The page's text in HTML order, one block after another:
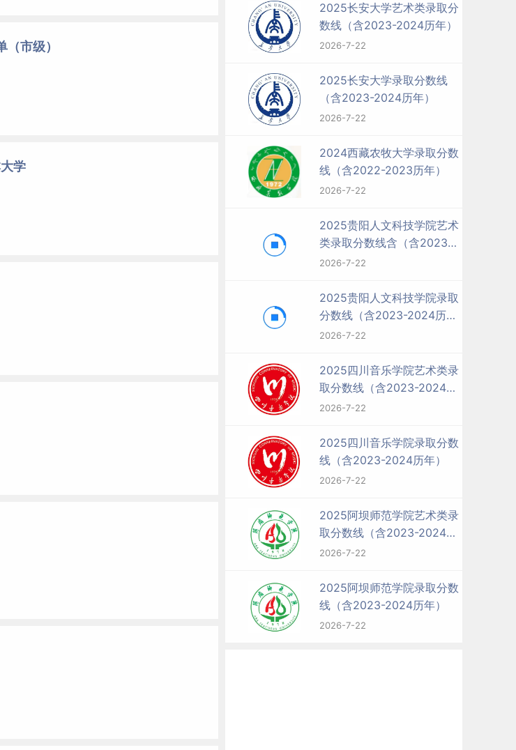
市级）
学
2025长安大学艺术类录取分
数线（含2023-2024历年）
2026-7-22
2025长安大学录取分数线
（含2023-2024历年）
2026-7-22
2024西藏农牧大学录取分数
线（含2022-2023历年）
2026-7-22
2025贵阳人文科技学院艺术
类录取分数线含（含2023-
2024历年）
2026-7-22
2025贵阳人文科技学院录取
分数线（含2023-2024历
年）
2026-7-22
2025四川音乐学院艺术类录
取分数线（含2023-2024历
年）
2026-7-22
2025四川音乐学院录取分数
线（含2023-2024历年）
2026-7-22
2025阿坝师范学院艺术类录
取分数线（含2023-2024历
年）
2026-7-22
2025阿坝师范学院录取分数
线（含2023-2024历年）
2026-7-22